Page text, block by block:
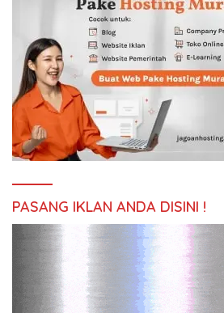
PASANG IKLAN ANDA DISINI !